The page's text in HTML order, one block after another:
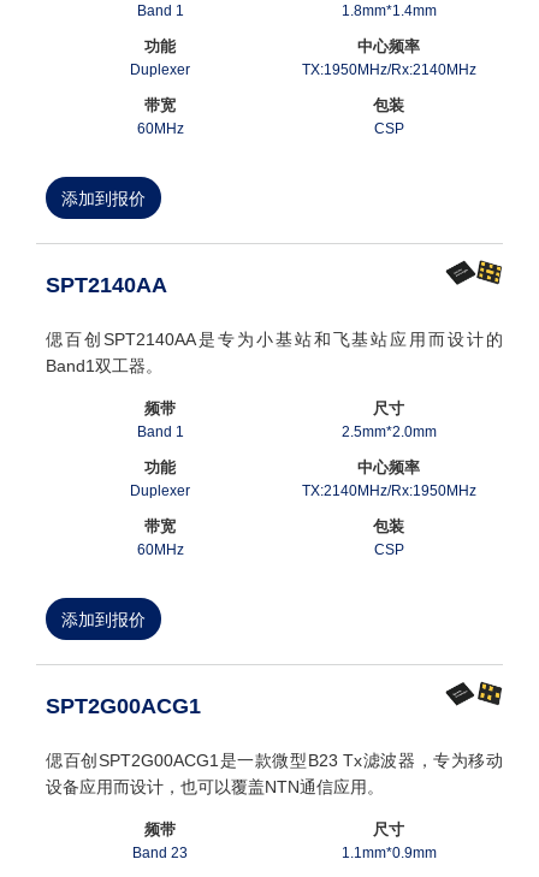
Band 1 1.8mm*1.4mm
功能
Duplexer
中心频率
TX:1950MHz/Rx:2140MHz
带宽
60MHz
包装
CSP
添加到报价
SPT2140AA
偲百创SPT2140AA是专为小基站和飞基站应用而设计的
Band1双工器。
频带
Band 1
尺寸
2.5mm*2.0mm
功能
Duplexer
中心频率
TX:2140MHz/Rx:1950MHz
带宽
60MHz
包装
CSP
添加到报价
SPT2G00ACG1
偲百创SPT2G00ACG1是一款微型B23 Tx滤波器，专为移动
设备应用而设计，也可以覆盖NTN通信应用。
频带
Band 23
尺寸
1.1mm*0.9mm